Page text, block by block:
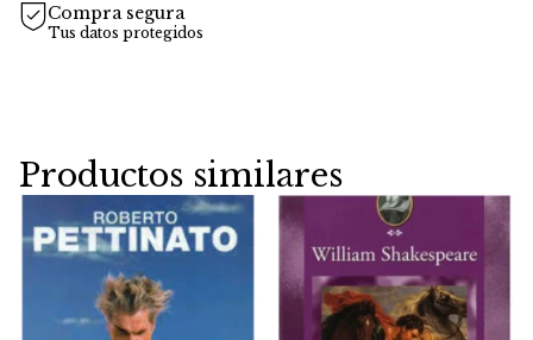
Compra segura
Tus datos protegidos
Productos similares